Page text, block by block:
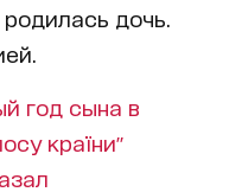
дочь.
год сына в
країни"